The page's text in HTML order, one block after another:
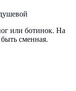
или ботинок. На
сменная.